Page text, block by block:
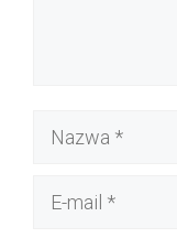
Nazwa